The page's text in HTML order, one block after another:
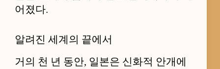
어졌다.
알려진 세계의 끝에서
거의 천 년 동안, 일본은 신화적 안개에